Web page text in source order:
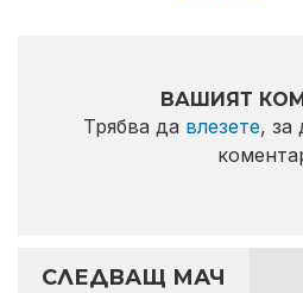
ВАШИЯТ
Трябва да влезете, за
СЛЕДВАЩ МАЧ